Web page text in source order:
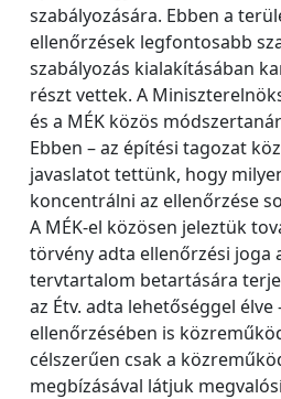
szabályozására. Ebben a
ellenőrzések legfontosabb
szabályozás kialakításában
részt vettek. A
és a MÉK közös
Ebben – az építési tagozat
javaslatot tettünk, hogy
koncentrálni az ellenőrzése
A MÉK-el közösen jeleztük
törvény adta ellenőrzési joga
tervtartalom betartására
az Étv. adta lehetőséggel
ellenőrzésében is
célszerűen csak a
megbízásával látjuk